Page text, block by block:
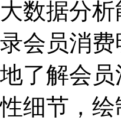
大数据分
录会员消
地了解会
性细节，